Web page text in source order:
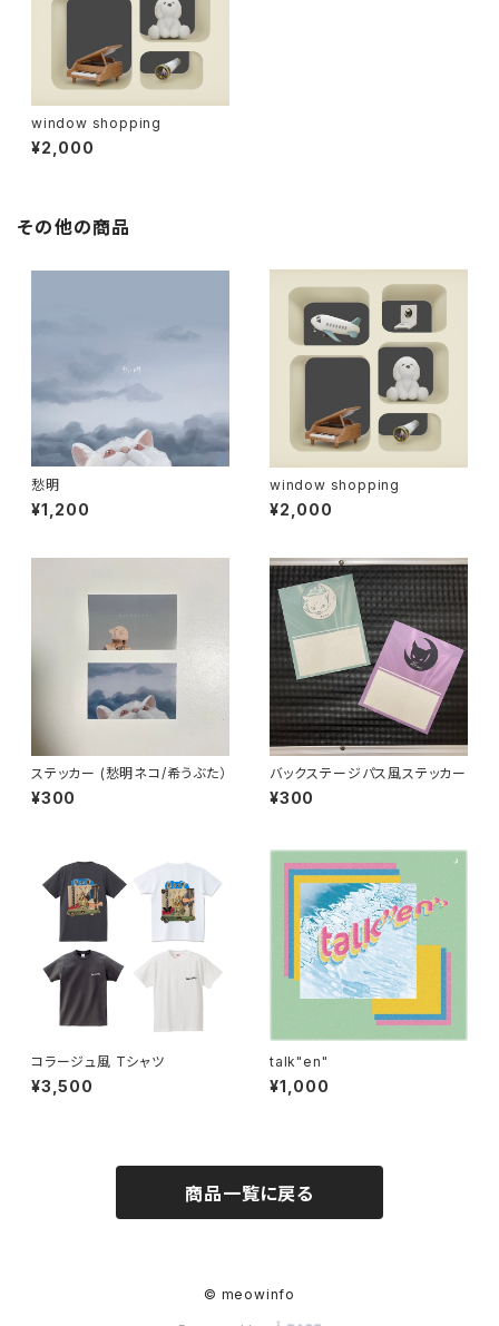
window shopping
¥2,000
その他の商品
愁明
¥1,200
window shopping
¥2,000
ステッカー (愁明ネコ/希うぶた）
¥300
バックステージパス風ステッカー
¥300
コラージュ風 Tシャツ
¥3,500
talk"en"
¥1,000
商品一覧に戻る
© meowinfo